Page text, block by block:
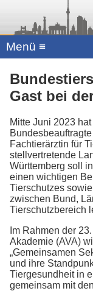
Menü ≡
Gast bei
Mitte Juni 2023 hat
Fachtierärztin für
stellvertretende
Württemberg soll
einen wichtigen
Tierschutzes
zwischen Bund,
Tierschutzbereich
Im Rahmen der
Akademie (AVA)
„Gemeinsamen
und ihre
Tiergesundheit in
gemeinsam mit